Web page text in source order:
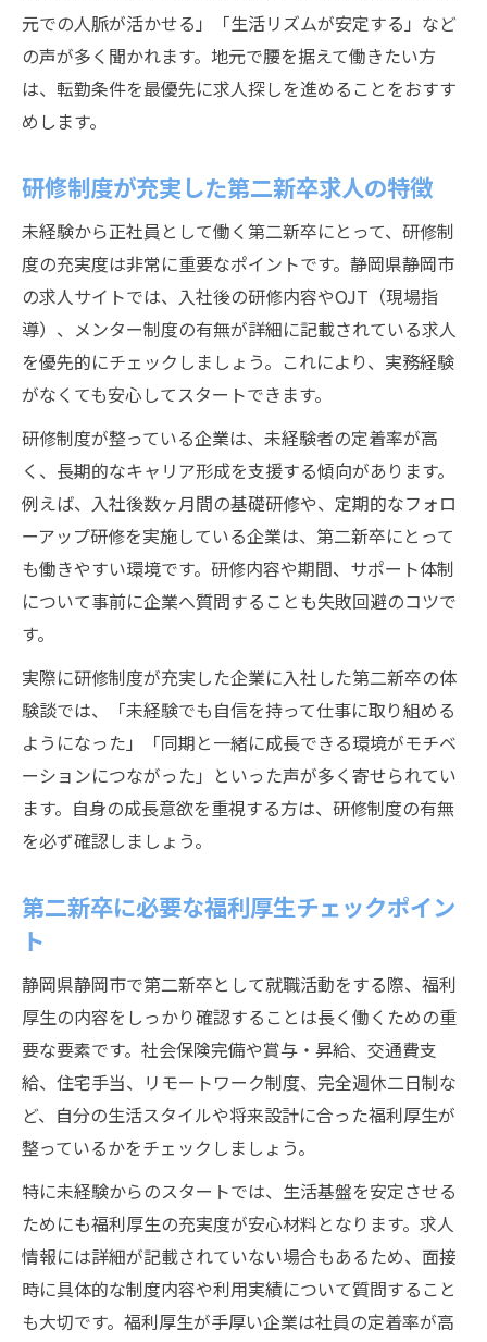
元での人脈が活かせる」「生活リズムが安定する」など
の声が多く聞かれます。地元で腰を据えて働きたい方
は、転勤条件を最優先に求人探しを進めることをおすす
めします。
研修制度が充実した第二新卒求人の特徴
未経験から正社員として働く第二新卒にとって、研修制
度の充実度は非常に重要なポイントです。静岡県静岡市
の求人サイトでは、入社後の研修内容やOJT（現場指
導）、メンター制度の有無が詳細に記載されている求人
を優先的にチェックしましょう。これにより、実務経験
がなくても安心してスタートできます。
研修制度が整っている企業は、未経験者の定着率が高
く、長期的なキャリア形成を支援する傾向があります。
例えば、入社後数ヶ月間の基礎研修や、定期的なフォロ
ーアップ研修を実施している企業は、第二新卒にとって
も働きやすい環境です。研修内容や期間、サポート体制
について事前に企業へ質問することも失敗回避のコツで
す。
実際に研修制度が充実した企業に入社した第二新卒の体
験談では、「未経験でも自信を持って仕事に取り組める
ようになった」「同期と一緒に成長できる環境がモチベ
ーションにつながった」といった声が多く寄せられてい
ます。自身の成長意欲を重視する方は、研修制度の有無
を必ず確認しましょう。
第二新卒に必要な福利厚生チェックポイン
ト
静岡県静岡市で第二新卒として就職活動をする際、福利
厚生の内容をしっかり確認することは長く働くための重
要な要素です。社会保険完備や賞与・昇給、交通費支
給、住宅手当、リモートワーク制度、完全週休二日制な
ど、自分の生活スタイルや将来設計に合った福利厚生が
整っているかをチェックしましょう。
特に未経験からのスタートでは、生活基盤を安定させる
ためにも福利厚生の充実度が安心材料となります。求人
情報には詳細が記載されていない場合もあるため、面接
時に具体的な制度内容や利用実績について質問すること
も大切です。福利厚生が手厚い企業は社員の定着率が高